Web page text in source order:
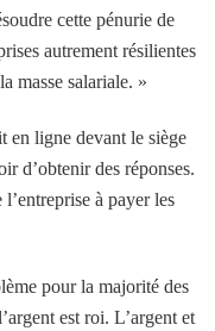
cette pénurie de
autrement résilientes
masse salariale. »
en ligne devant le siège
d’obtenir des réponses.
à payer les
pour la majorité des
est roi. L’argent et